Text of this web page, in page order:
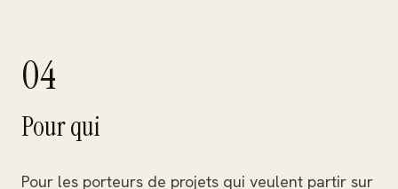
04
Pour qui
Pour les porteurs de projets qui veulent partir sur